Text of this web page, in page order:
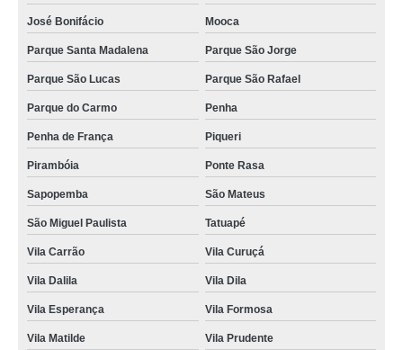
José Bonifácio Mooca
Parque Santa Madalena Parque São Jorge
Parque São Lucas Parque São Rafael
Parque do Carmo Penha
Penha de França Piqueri
Pirambóia Ponte Rasa
Sapopemba São Mateus
São Miguel Paulista Tatuapé
Vila Carrão Vila Curuçá
Vila Dalila Vila Dila
Vila Esperança Vila Formosa
Vila Matilde Vila Prudente